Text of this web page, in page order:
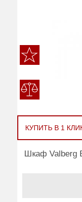
КУПИТЬ В 1
Шкаф Valberg